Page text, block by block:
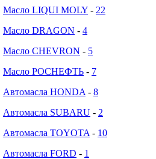
Масло LIQUI MOLY - 22
Масло DRAGON - 4
Масло CHEVRON - 5
Масло РОСНЕФТЬ - 7
Автомасла HONDA - 8
Автомасла SUBARU - 2
Автомасла TOYOTA - 10
Автомасла FORD - 1